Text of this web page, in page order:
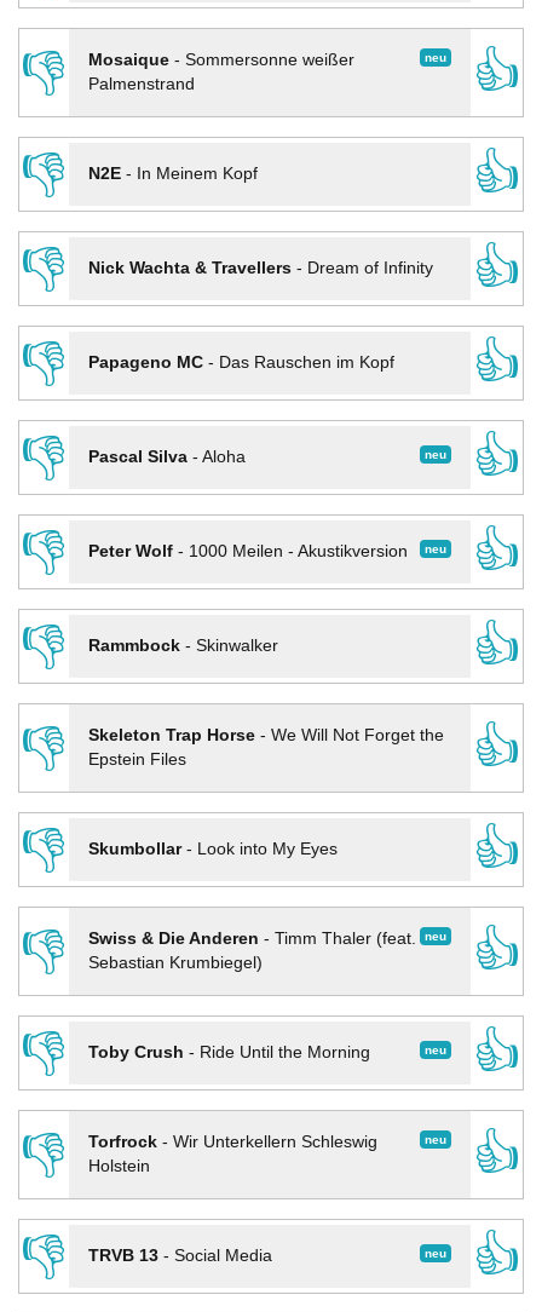
👎
neu
Mosaique- Sommersonne weißer
Palmenstrand
👍
👎
N2E- In Meinem Kopf
👍
👎
Nick Wachta & Travellers- Dream of Infinity
👍
👎
Papageno MC- Das Rauschen im Kopf
👍
👎
neu
Pascal Silva- Aloha
👍
👎
neu
Peter Wolf- 1000 Meilen - Akustikversion
👍
👎
Rammbock- Skinwalker
👍
👎
Skeleton Trap Horse- We Will Not Forget the
Epstein Files
👍
👎
Skumbollar- Look into My Eyes
👍
👎
neu
Swiss & Die Anderen - Timm Thaler (feat.
Sebastian Krumbiegel)
👍
👎
neu
Toby Crush - Ride Until the Morning
👍
👎
neu
Torfrock- Wir Unterkellern Schleswig
Holstein
👍
👎
neu
TRVB 13- Social Media
👍